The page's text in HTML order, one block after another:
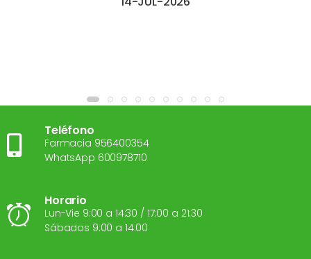
Teléfono
Farmacia 956400354
WhatsApp 600978710
Horario
Lun-Vie 9:00 a 14:30 / 17:00 a 21:30
Sábados 9:00 a 14:00